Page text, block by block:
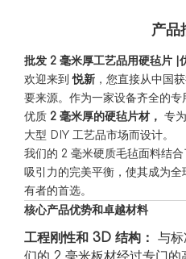
产品
批发 2 毫米厚工艺品用硬毡片 |
欢迎来到悦新 ，您直接从中国
要来源。作为一家设备齐全的
优质 2 毫米厚的硬毡片材， 专
大型 DIY 工艺品市场而设计。
我们的 2 毫米硬质毛毡面料结
吸引力的完美平衡，使其成为
有者的首选。
核心产品优势和卓越材料
工程刚性和 3D 结构：
与